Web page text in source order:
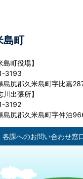
島町
島町役場】
3193
島尻郡久米島町字比嘉
川出張所】
3192
島尻郡久米島町字仲泊
各課へのお問い合わせ窓